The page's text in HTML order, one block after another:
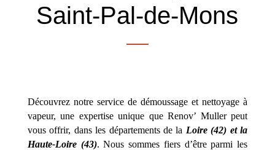
Saint-Pal-de-Mons
Découvrez notre service de démoussage et nettoyage à
vapeur, une expertise unique que Renov’ Muller peut
vous offrir, dans les départements de la Loire (42) et la
Haute-Loire (43). Nous sommes fiers d’être parmi les